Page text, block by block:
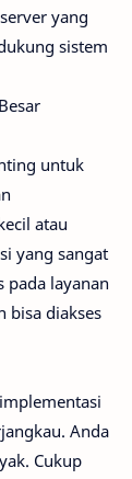
yang
sistem
untuk
atau
yang sangat
pada layanan
bisa diakses
Anda
Cukup